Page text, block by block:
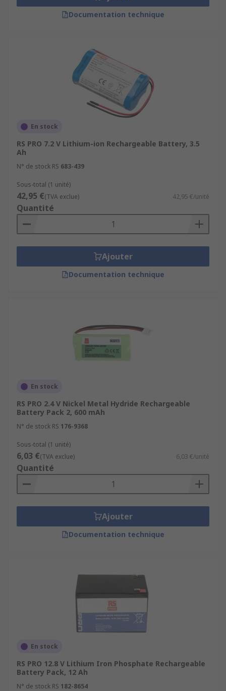
Documentation technique
En stock
RS PRO 7.2 V Lithium-ion Rechargeable Battery, 3.5
Ah
N° de stock RS 683-439
Sous-total (1 unité)
42,95 €(TVA exclue) 42,95 €/unité
Quantité
Ajouter
Documentation technique
En stock
RS PRO 2.4 V Nickel Metal Hydride Rechargeable
Battery Pack 2, 600 mAh
N° de stock RS 176-9368
Sous-total (1 unité)
6,03 €(TVA exclue) 6,03 €/unité
Quantité
Ajouter
Documentation technique
En stock
RS PRO 12.8 V Lithium Iron Phosphate Rechargeable
Battery Pack, 12 Ah
N° de stock RS 182-8654